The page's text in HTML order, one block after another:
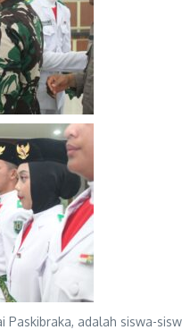
adalah siswa-